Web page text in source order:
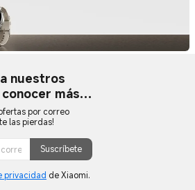
nuestros
más
futuro!por correo
las pierdas!
Suscríbete
privacidad de Xiaomi.